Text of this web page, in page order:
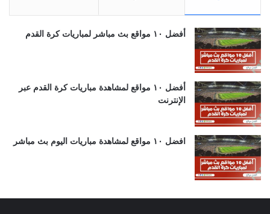
أفضل ١٠ مواقع بث مباشر لمباريات كرة القدم
أفضل ١٠ مواقع لمشاهدة مباريات كرة القدم عبر
الإنترنت
افضل ١٠ مواقع لمشاهدة مباريات اليوم بث مباشر